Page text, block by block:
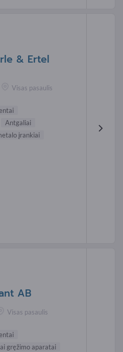
& Ertel
Visas pasaulis
Antgaliai
įrankiai
AB
Visas pasaulis
gręžimo aparatai